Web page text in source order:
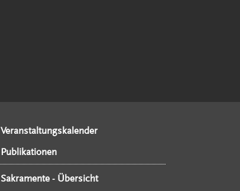
Veranstaltungskalender
Publikationen
Sakramente - Übersicht